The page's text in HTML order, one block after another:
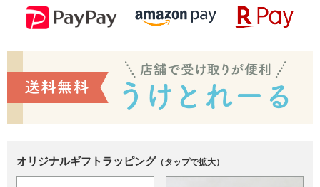
オリジナルギフトラッピング （タップで拡大）